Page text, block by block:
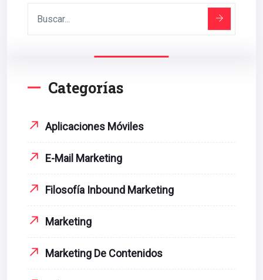
Categorías
Aplicaciones Móviles
E-Mail Marketing
Filosofía Inbound Marketing
Marketing
Marketing De Contenidos